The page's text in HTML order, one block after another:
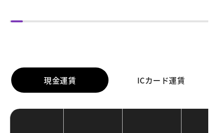
現金運賃 ICカード運賃